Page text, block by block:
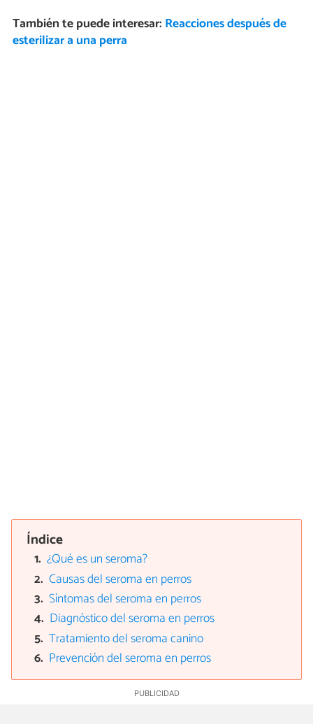
También te puede interesar: Reacciones después de
esterilizar a una perra
Índice
¿Qué es un seroma?
Causas del seroma en perros
Síntomas del seroma en perros
Diagnóstico del seroma en perros
Tratamiento del seroma canino
Prevención del seroma en perros